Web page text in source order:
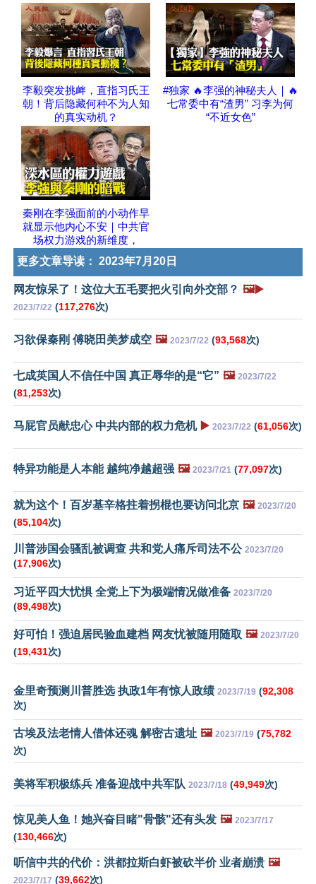
李毅突发挑衅，直指习氏王
朝！背后隐藏何种不为人知
的真实动机？
#独家 🔥李强的神秘夫人｜🔥
七常委中有“渣男” 习李为何
“不近女色”
秦刚在李强面前的小动作早
就显示他内心不安｜中共官
场权力游戏的新维度，
更多文章导读： 2023年7月20日
网友惊呆了！这位大五毛要把火引向外交部？ 🖼️▶️
2023/7/22 (117,276次)
习欲保秦刚 傅晓田美梦成空 🖼️ 2023/7/22 (93,568次)
七成英国人不信任中国 真正辱华的是“它” 🖼️ 2023/7/22
(81,253次)
马屁官员献忠心 中共内部的权力危机 ▶️ 2023/7/22 (61,056次)
特异功能是人本能 越纯净越超强 🖼️ 2023/7/21 (77,097次)
就为这个！百岁基辛格拄着拐棍也要访问北京 🖼️ 2023/7/20
(85,104次)
川普涉国会骚乱被调查 共和党人痛斥司法不公 2023/7/20
(17,906次)
习近平四大忧惧 全党上下为极端情况做准备 2023/7/20
(89,498次)
好可怕！强迫居民验血建档 网友忧被随用随取 🖼️ 2023/7/20
(19,431次)
金里奇预测川普胜选 执政1年有惊人政绩 2023/7/19 (92,308
次)
古埃及法老情人借体还魂 解密古遗址 🖼️ 2023/7/19 (75,782
次)
美将军积极练兵 准备迎战中共军队 2023/7/18 (49,949次)
惊见美人鱼！她兴奋目睹"骨骸"还有头发 🖼️ 2023/7/17
(130,466次)
听信中共的代价：洪都拉斯白虾被砍半价 业者崩溃 🖼️
2023/7/17 (39,662次)